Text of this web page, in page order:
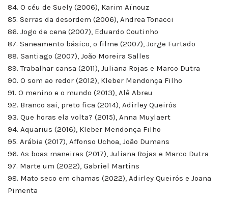
84. O céu de Suely (2006), Karim Aïnouz
85. Serras da desordem (2006), Andrea Tonacci
86. Jogo de cena (2007), Eduardo Coutinho
87. Saneamento básico, o filme (2007), Jorge Furtado
88. Santiago (2007), João Moreira Salles
89. Trabalhar cansa (2011), Juliana Rojas e Marco Dutra
90. O som ao redor (2012), Kleber Mendonça Filho
91. O menino e o mundo (2013), Alê Abreu
92. Branco sai, preto fica (2014), Adirley Queirós
93. Que horas ela volta? (2015), Anna Muylaert
94. Aquarius (2016), Kleber Mendonça Filho
95. Arábia (2017), Affonso Uchoa, João Dumans
96. As boas maneiras (2017), Juliana Rojas e Marco Dutra
97. Marte um (2022), Gabriel Martins
98. Mato seco em chamas (2022), Adirley Queirós e Joana
Pimenta